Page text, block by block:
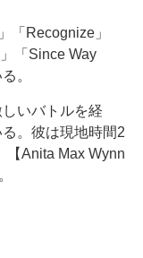
「Recognize」
「Since Way
。
いバトルを経
。彼は現地時間2
【Anita Max Wynn